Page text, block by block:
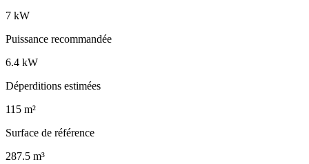
7 kW
Puissance recommandée
6.4 kW
Déperditions estimées
115 m²
Surface de référence
287.5 m³